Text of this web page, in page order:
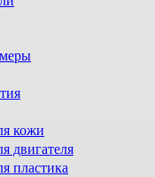
кожи
двигателя
пластика